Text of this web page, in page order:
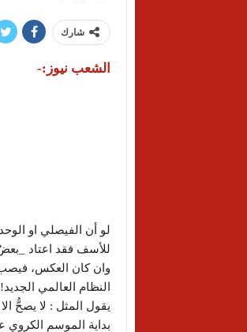
شارك
الشعب نيوز:-
لو أن الفيصلي او
للأسف فقد اعتاد
وان كان العكس، فيصب
النظام العالمي
يقول المثل : لا يصحُّ
بداية الموسم الكروي